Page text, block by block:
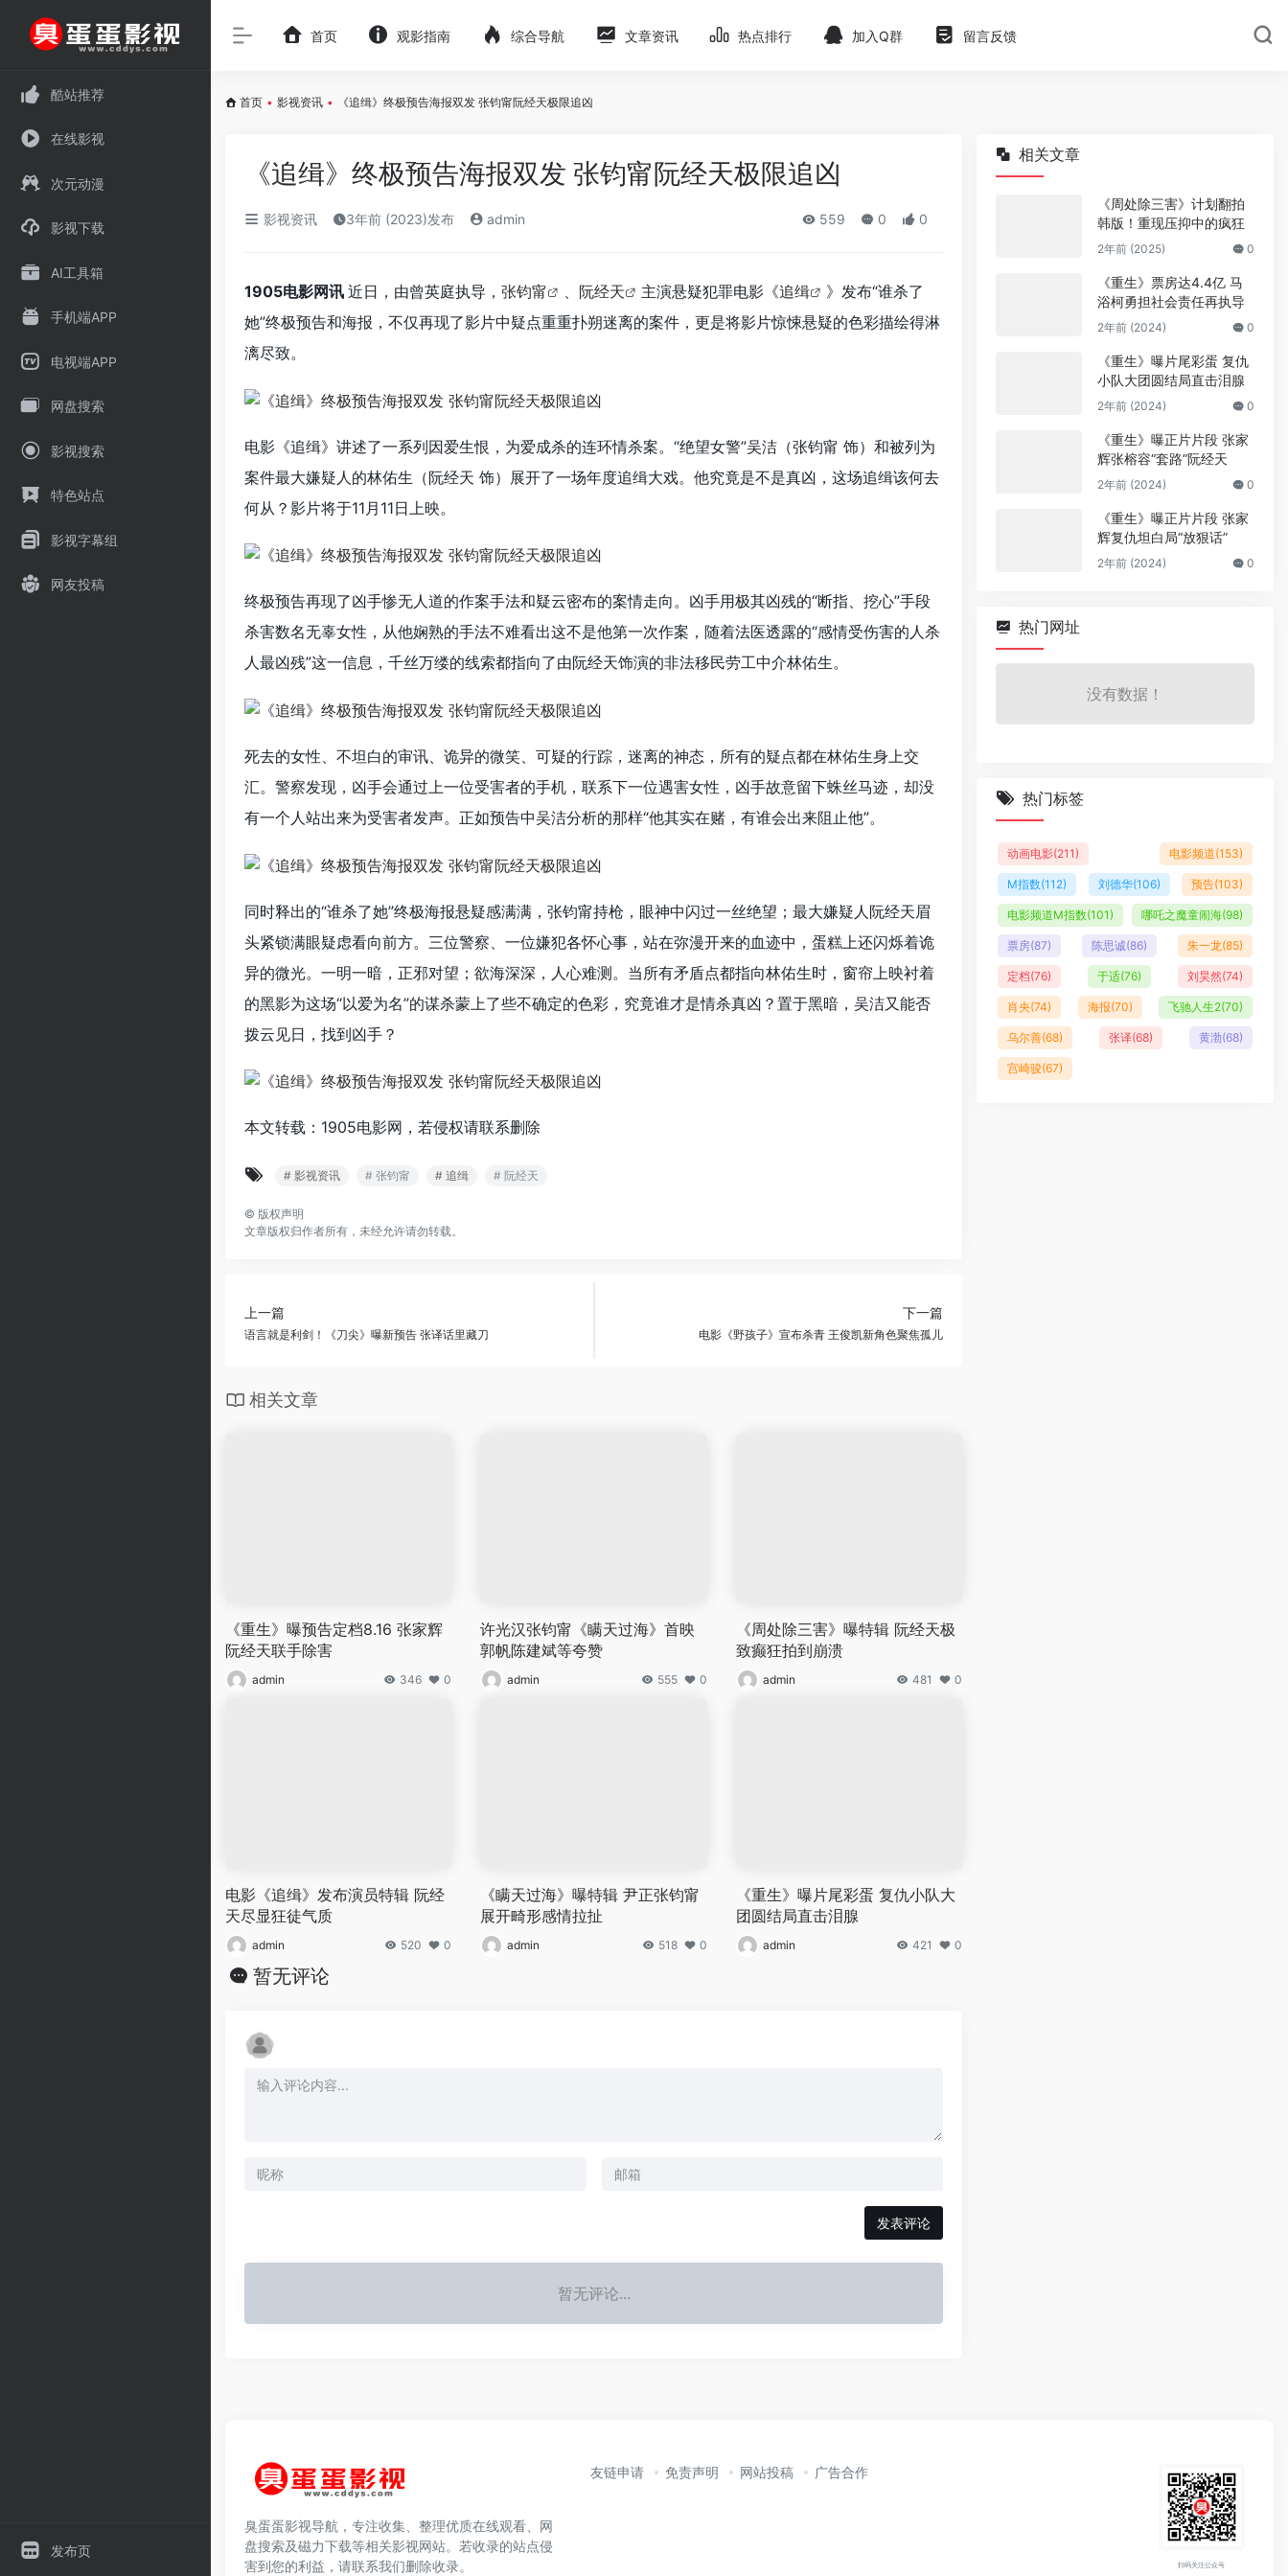
酷站推荐
在线影视
次元动漫
影视下载
AI工具箱
手机端APP
电视端APP
网盘搜索
影视搜索
特色站点
影视字幕组
网友投稿
发布页
首页 观影指南 综合导航 文章资讯 热点排行 加入Q群 留言反馈
首页 • 影视资讯 • 《追缉》终极预告海报双发 张钧甯阮经天极限追凶
《追缉》终极预告海报双发 张钧甯阮经天极限追凶
影视资讯 3年前 (2023)发布 admin 559 0 0
1905电影网讯 近日，由曾英庭执导， 张钧甯 、 阮经天 主演悬疑犯罪电影《追缉
》发布“谁杀了
她”终极预告和海报，不仅再现了影片中疑点重重扑朔迷离的案件，更是将影片惊悚悬疑的色彩描绘得淋
漓尽致。
电影《追缉》讲述了一系列因爱生恨，为爱成杀的连环情杀案。“绝望女警”吴洁（张钧甯 饰）和被列为
案件最大嫌疑人的林佑生（阮经天 饰）展开了一场年度追缉大戏。他究竟是不是真凶，这场追缉该何去
何从？影片将于11月11日上映。
终极预告再现了凶手惨无人道的作案手法和疑云密布的案情走向。凶手用极其凶残的“断指、挖心”手段
杀害数名无辜女性，从他娴熟的手法不难看出这不是他第一次作案，随着法医透露的“感情受伤害的人杀
人最凶残”这一信息，千丝万缕的线索都指向了由阮经天饰演的非法移民劳工中介林佑生。
死去的女性、不坦白的审讯、诡异的微笑、可疑的行踪，迷离的神态，所有的疑点都在林佑生身上交
汇。警察发现，凶手会通过上一位受害者的手机，联系下一位遇害女性，凶手故意留下蛛丝马迹，却没
有一个人站出来为受害者发声。正如预告中吴洁分析的那样“他其实在赌，有谁会出来阻止他”。
同时释出的“谁杀了她”终极海报悬疑感满满，张钧甯持枪，眼神中闪过一丝绝望；最大嫌疑人阮经天眉
头紧锁满眼疑虑看向前方。三位警察、一位嫌犯各怀心事，站在弥漫开来的血迹中，蛋糕上还闪烁着诡
异的微光。一明一暗，正邪对望；欲海深深，人心难测。当所有矛盾点都指向林佑生时，窗帘上映衬着
的黑影为这场“以爱为名”的谋杀蒙上了些不确定的色彩，究竟谁才是情杀真凶？置于黑暗，吴洁又能否
拨云见日，找到凶手？
本文转载：1905电影网，若侵权请联系删除
# 影视资讯 # 张钧甯 # 追缉 # 阮经天
© 版权声明
文章版权归作者所有，未经允许请勿转载。
上一篇
语言就是利剑！《刀尖》曝新预告 张译话里藏刀
下一篇
电影《野孩子》宣布杀青 王俊凯新角色聚焦孤儿
相关文章
《重生》曝预告定档8.16 张家辉
阮经天联手除害
admin 346 0
许光汉张钧甯《瞒天过海》首映
郭帆陈建斌等夸赞
admin 555 0
《周处除三害》曝特辑 阮经天极
致癫狂拍到崩溃
admin 481 0
电影《追缉》发布演员特辑 阮经
天尽显狂徒气质
admin 520 0
《瞒天过海》曝特辑 尹正张钧甯
展开畸形感情拉扯
admin 518 0
《重生》曝片尾彩蛋 复仇小队大
团圆结局直击泪腺
admin 421 0
暂无评论
发表评论
暂无评论...
相关文章
《周处除三害》计划翻拍
韩版！重现压抑中的疯狂
2年前 (2025) 0
《重生》票房达4.4亿 马
浴柯勇担社会责任再执导
2年前 (2024) 0
《重生》曝片尾彩蛋 复仇
小队大团圆结局直击泪腺
2年前 (2024) 0
《重生》曝正片片段 张家
辉张榕容“套路”阮经天
2年前 (2024) 0
《重生》曝正片片段 张家
辉复仇坦白局“放狠话”
2年前 (2024) 0
热门网址
没有数据！
热门标签
动画电影(211) 电影频道(153)
M指数(112) 刘德华(106) 预告(103)
电影频道M指数(101) 哪吒之魔童闹海(98)
票房(87) 陈思诚(86) 朱一龙(85)
定档(76) 于适(76) 刘昊然(74)
肖央(74) 海报(70) 飞驰人生2(70)
乌尔善(68) 张译(68) 黄渤(68)
宫崎骏(67)
臭蛋蛋影视导航，专注收集、整理优质在线观看、网
盘搜索及磁力下载等相关影视网站。若收录的站点侵
害到您的利益，请联系我们删除收录。
友链申请 免责声明 网站投稿 广告合作
扫码关注公众号